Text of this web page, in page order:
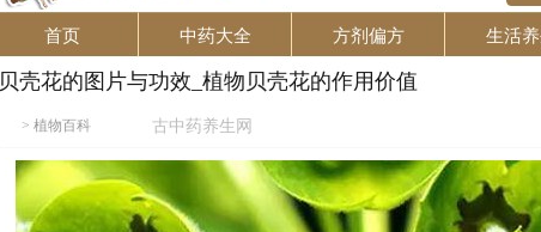
首页 中药大全 方剂偏方 生活
贝壳花的图片与功效_植物贝壳花的作用价值
> 植物百科 古中药养生网